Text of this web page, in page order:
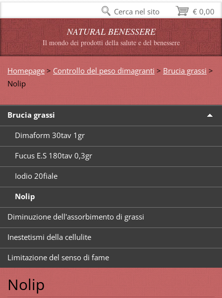
NATURAL BENESSERE
Il mondo dei prodotti della salute e del benessere
Homepage > Controllo del peso dimagranti > Brucia grassi >
Nolip
Brucia grassi
Dimaform 30tav 1gr
Fucus E.S 180tav 0,3gr
Iodio 20fiale
Nolip
Diminuzione dell'assorbimento di grassi
Inestetismi della cellulite
Limitazione del senso di fame
Nolip
€ 0,00
Cerca nel sito